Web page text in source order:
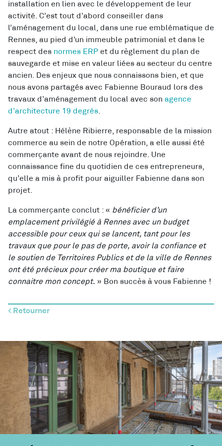
installation en lien avec le développement de leur
activité. C’est tout d’abord conseiller dans
l’aménagement du local, dans une rue emblématique de
Rennes, au pied d’un immeuble patrimonial et dans le
respect des normes ERP et du règlement du plan de
sauvegarde et mise en valeur liées au secteur du centre
ancien. Des enjeux que nous connaissons bien, et que
nous avons partagés avec Fabienne Bouraud lors des
travaux d’aménagement du local avec son agence
d’architecture 19 degrés
Autre atout : Hélène Ribierre, responsable de la mission
commerce au sein de notre Opération, a elle aussi été
commerçante avant de nous rejoindre. Une
connaissance fine du quotidien de ces entrepreneurs,
qu’elle a mis à profit pour aiguiller Fabienne dans son
projet.
La commerçante conclut : « bénéficier d’un
emplacement privilégié à Rennes avec un budget
accessible pour ceux qui se lancent, tant pour les
travaux que pour le pas de porte, avoir la confiance et
le soutien de Territoires Publics et de la ville de Rennes
ont été précieux pour créer ma boutique et faire
connaitre mon concept. » Bon succès à vous Fabienne !
< Retourner